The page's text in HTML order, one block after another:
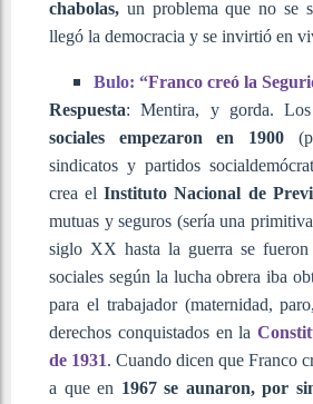
chabolas, un problema que no se
llegó la democracia y se invirtió en
Bulo: “Franco creó la
Respuesta: Mentira, y gorda. Los
sociales empezaron en 1900
sindicatos y partidos
crea elInstituto Nacional de
mutuas y seguros (sería una
siglo XX hasta la guerra se fueron
sociales según la lucha obrera iba
para el trabajador (maternidad,
derechos conquistados en la
de 1931. Cuando dicen que Franco
a que en 1967 se aunaron, por